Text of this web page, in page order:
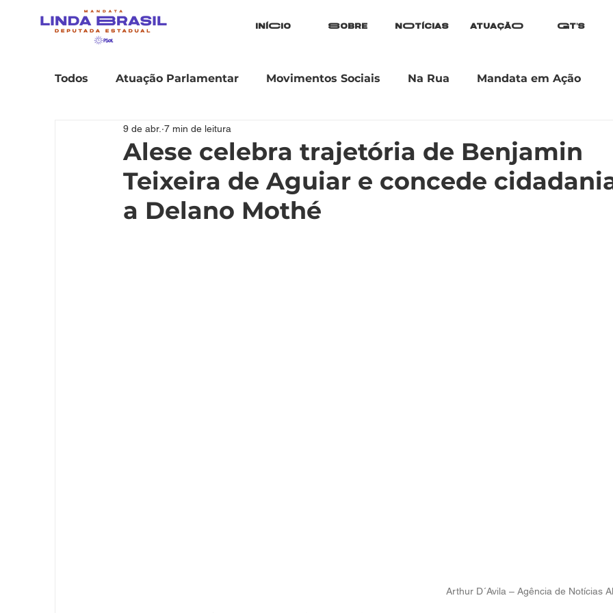
iníCio Sobre nOtícias atuaçãO Gt's
Todos Atuação Parlamentar Movimentos Sociais Na Rua Mandata em Ação
Alese celebra trajetória de Benjamin
Teixeira de Aguiar e concede
a Delano Mothé
9 de abr. 7 min de leitura
Arthur D´Avila – Agência de Notícias